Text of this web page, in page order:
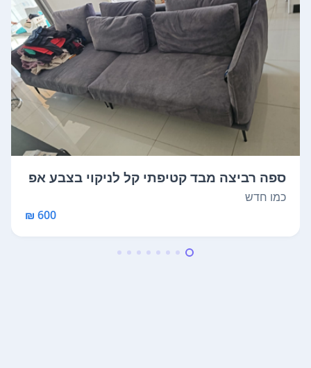
ספה רביצה מבד קטיפתי קל לניקוי בצבע אפ
ור...
כמו חדש
600 ₪